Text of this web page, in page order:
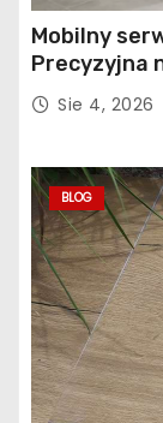
Mobilny
Precyzyjna
Piątkowie
Sie 4, 2026
BLOG